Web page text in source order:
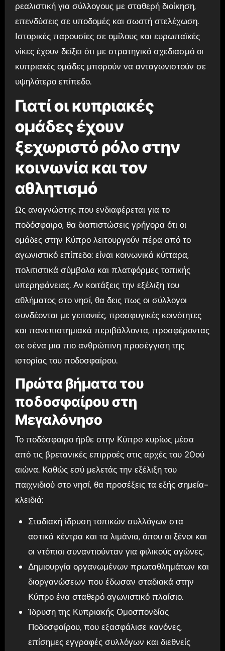
ρεαλιστική για σύλλογους με σταθερή διοίκηση,
επενδύσεις σε υποδομές και σωστή στελέχωση.
Ιστορικές παρουσίες σε ομίλους και ευρωπαϊκές
νίκες έχουν δείξει ότι με στρατηγικό σχεδιασμό οι
κυπριακές ομάδες μπορούν να ανταγωνιστούν σε
υψηλότερο επίπεδο.
Γιατί οι κυπριακές
ομάδες έχουν
ξεχωριστό ρόλο στην
κοινωνία και τον
αθλητισμό
Ως αναγνώστης που ενδιαφέρεται για το
ποδόσφαιρο, θα διαπιστώσεις γρήγορα ότι οι
ομάδες στην Κύπρο λειτουργούν πέρα από το
αγωνιστικό επίπεδο: είναι κοινωνικά κύτταρα,
πολιτιστικά σύμβολα και πλατφόρμες τοπικής
υπερηφάνειας. Αν κοιτάξεις την εξέλιξη του
αθλήματος στο νησί, θα δεις πως οι σύλλογοι
συνδέονται με γειτονιές, προσφυγικές κοινότητες
και πανεπιστημιακά περιβάλλοντα, προσφέροντας
σε σένα μια πιο ανθρώπινη προσέγγιση της
ιστορίας του ποδοσφαίρου.
Πρώτα βήματα του
ποδοσφαίρου στη
Μεγαλόνησο
Το ποδόσφαιρο ήρθε στην Κύπρο κυρίως μέσα
από τις βρετανικές επιρροές στις αρχές του 20ού
αιώνα. Καθώς εσύ μελετάς την εξέλιξη του
παιχνιδιού στο νησί, θα προσέξεις τα εξής σημεία-
κλειδιά:
Σταδιακή ίδρυση τοπικών συλλόγων στα
αστικά κέντρα και τα λιμάνια, όπου οι ξένοι και
οι ντόπιοι συναντιούνταν για φιλικούς αγώνες.
Δημιουργία οργανωμένων πρωταθλημάτων και
διοργανώσεων που έδωσαν σταδιακά στην
Κύπρο ένα σταθερό αγωνιστικό πλαίσιο.
Ίδρυση της Κυπριακής Ομοσπονδίας
Ποδοσφαίρου, που εξασφάλισε κανόνες,
επίσημες εγγραφές συλλόγων και διεθνείς